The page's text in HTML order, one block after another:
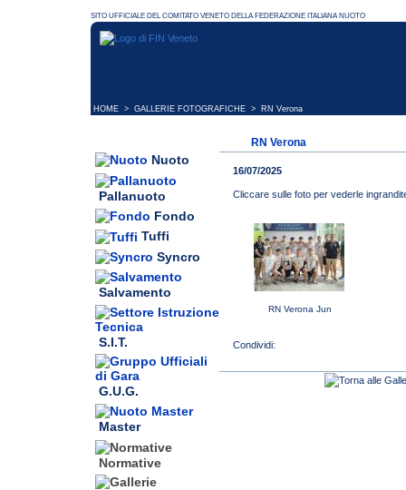
HOME > GALLERIE FOTOGRAFICHE > RN Verona
Nuoto
Pallanuoto
Fondo
Tuffi
Syncro
Salvamento
S.I.T.
G.U.G.
Master
Normative
RN Verona
16/07/2025
Cliccare sulle foto per vederle
RN Verona Jun